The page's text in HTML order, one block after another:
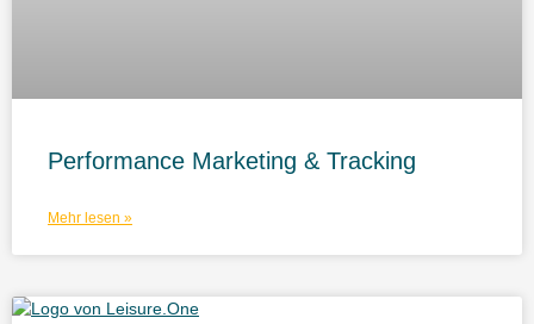
Performance Marketing & Tracking
Mehr lesen »